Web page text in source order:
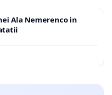
Ala Nemerenco in